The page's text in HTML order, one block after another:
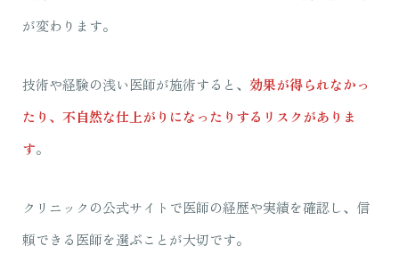
が変わります。
技術や経験の浅い医師が施術すると、 効果が得られなかっ
たり、不自然な仕上がりになったりするリスクがありま
す。
クリニックの公式サイトで医師の経歴や実績を確認し、信
頼できる医師を選ぶことが大切です。